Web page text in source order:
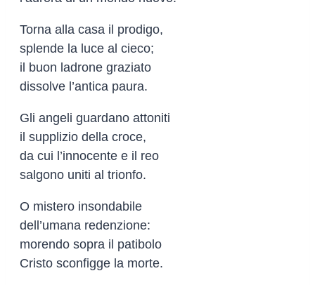
Torna alla casa il prodigo,
splende la luce al cieco;
il buon ladrone graziato
dissolve l’antica paura.
Gli angeli guardano attoniti
il supplizio della croce,
da cui l’innocente e il reo
salgono uniti al trionfo.
O mistero insondabile
dell’umana redenzione:
morendo sopra il patibolo
Cristo sconfigge la morte.